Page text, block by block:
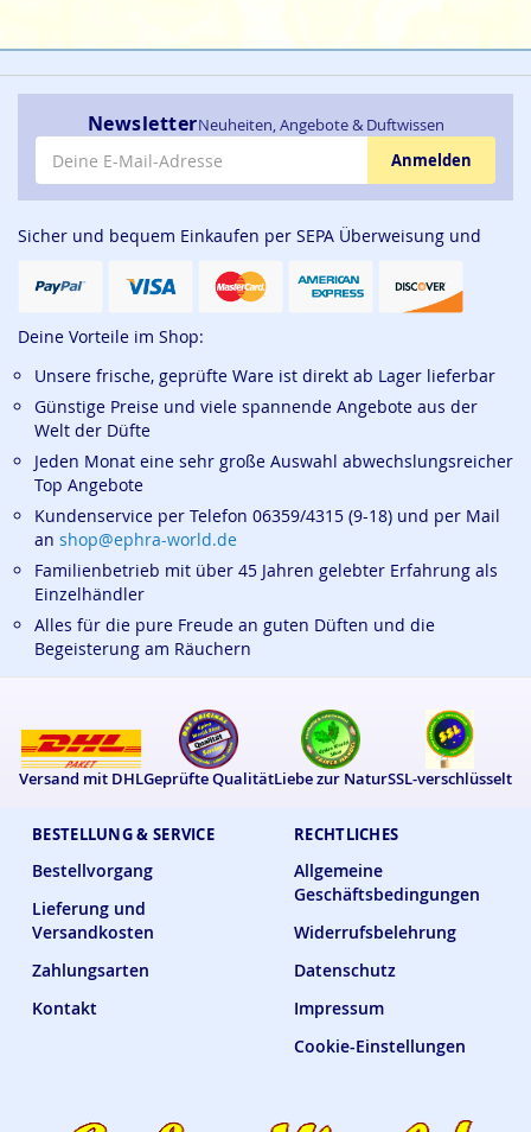
BESTELLUNG & SERVICE
Bestellvorgang
Lieferung und
Versandkosten
Zahlungsarten
Kontakt
RECHTLICHES
Allgemeine
Geschäftsbedingungen
Widerrufsbelehrung
Datenschutz
Impressum
Cookie-Einstellungen
NewsletterNeuheiten, Angebote & Duftwissen
E-Mail-Adresse
Anmelden
Sicher und bequem Einkaufen per SEPA Überweisung und
Deine Vorteile im Shop:
Unsere frische, geprüfte Ware ist direkt ab Lager lieferbar
Günstige Preise und viele spannende Angebote aus der
Welt der Düfte
Jeden Monat eine sehr große Auswahl abwechslungsreicher
Top Angebote
Kundenservice per Telefon 06359/4315 (9-18) und per Mail
an shop@ephra-world.de
Familienbetrieb mit über 45 Jahren gelebter Erfahrung als
Einzelhändler
Alles für die pure Freude an guten Düften und die
Begeisterung am Räuchern
Versand mit DHLGeprüfte QualitätLiebe zur NaturSSL-verschlüsselt